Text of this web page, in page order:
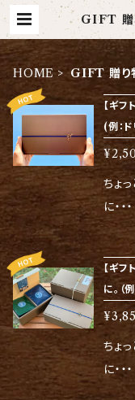
GIFT 贈り物はこちら | SHAKA O
HOME GIFT
【ギ
(例：
ちょ
に・
ます。 ♠️盛りだくさんギフト ドリップバッグ3
個/
リッ
個入
５個
淹れたいと
プに
な美
【ギフ
に。（
ちょ
に・・・ 内容は・・・下記の５種類からお選び頂け
ます。 ♠️盛りだくさんギフト ドリップバッグ６